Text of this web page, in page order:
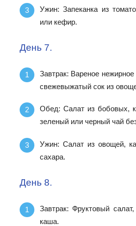
Ужин: Запеканка из
или кефир.
День 7.
Завтрак: Вареное
свежевыжатый сок из
Обед: Салат из бобовых,
зеленый или черный чай
Ужин: Салат из овощей,
сахара.
День 8.
Завтрак: Фруктовый
каша.